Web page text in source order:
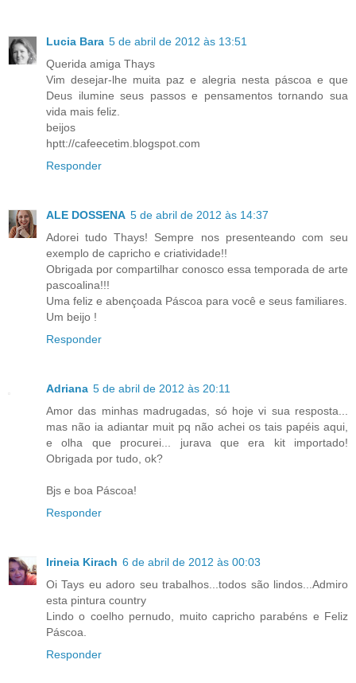
Lucia Bara 5 de abril de 2012 às 13:51
Querida amiga Thays
Vim desejar-lhe muita paz e alegria nesta páscoa e que
Deus ilumine seus passos e pensamentos tornando sua
vida mais feliz.
beijos
hptt://cafeecetim.blogspot.com
Responder
ALE DOSSENA 5 de abril de 2012 às 14:37
Adorei tudo Thays! Sempre nos presenteando com seu
exemplo de capricho e criatividade!!
Obrigada por compartilhar conosco essa temporada de arte
pascoalina!!!
Uma feliz e abençoada Páscoa para você e seus familiares.
Um beijo !
Responder
Adriana 5 de abril de 2012 às 20:11
Amor das minhas madrugadas, só hoje vi sua resposta...
mas não ia adiantar muit pq não achei os tais papéis aqui,
e olha que procurei... jurava que era kit importado!
Obrigada por tudo, ok?
Bjs e boa Páscoa!
Responder
Irineia Kirach 6 de abril de 2012 às 00:03
Oi Tays eu adoro seu trabalhos...todos são lindos...Admiro
esta pintura country
Lindo o coelho pernudo, muito capricho parabéns e Feliz
Páscoa.
Responder